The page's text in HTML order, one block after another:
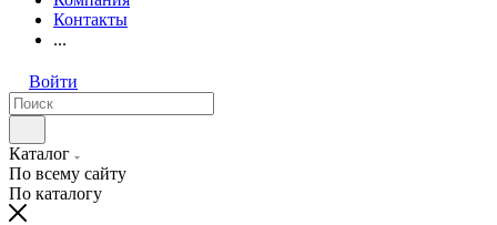
Контакты
...
Войти
Каталог
По всему сайту
По каталогу